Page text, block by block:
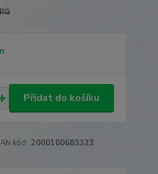
Přidat do košíku
kód: 2000100683323